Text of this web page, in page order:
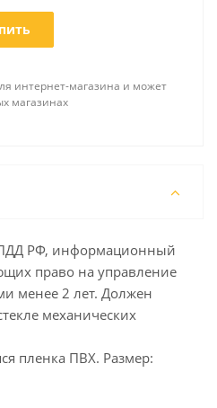
интернет-магазина и может
магазинах
РФ, информационный
право на управление
менее 2 лет. Должен
механических
пленка ПВХ. Размер: